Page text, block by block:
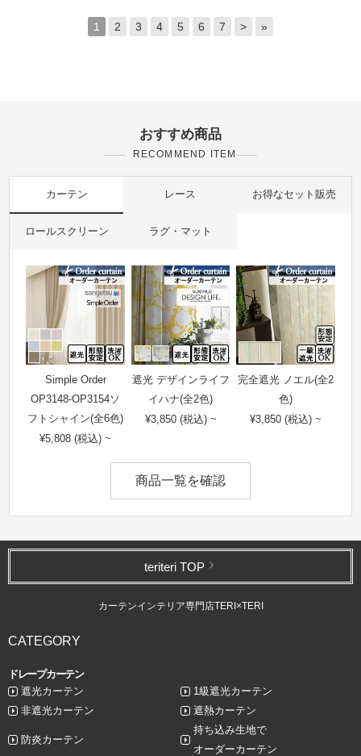
1 2 3 4 5 6 7 > »
おすすめ商品
RECOMMEND ITEM
カーテン レース お得なセット販売
ロールスクリーン ラグ・マット
Simple Order
OP3148-OP3154ソ
フトシャイン(全6色)
¥5,808 (税込) ~
遮光 デザインライフ
イハナ(全2色)
¥3,850 (税込) ~
完全遮光 ノエル(全2
色)
¥3,850 (税込) ~
商品一覧を確認
teriteri TOP
カーテンインテリア専門店TERI×TERI
CATEGORY
ドレープカーテン
遮光カーテン
1級遮光カーテン
非遮光カーテン
遮熱カーテン
防炎カーテン
持ち込み生地で
オーダーカーテン